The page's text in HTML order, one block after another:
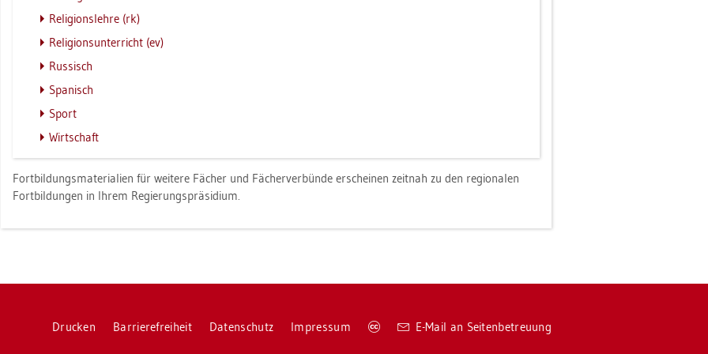
Re­li­gi­ons­leh­re (rk)
Re­li­gi­ons­un­ter­richt (ev)
Rus­sisch
Spa­nisch
Sport
Wirt­schaft
Fort­bil­dungs­ma­te­ria­li­en für wei­te­re Fä­cher und Fä­cher­ver­bün­de er­schei­nen zeit­nah zu den re­gio­na­len
Fort­bil­dun­gen in Ihrem Re­gie­rungs­prä­si­di­um.
Dru­cken Bar­rie­re­frei­heit Da­ten­schutz Im­pres­sum
Co­
E-Mail an Sei­ten­be­treu­ung